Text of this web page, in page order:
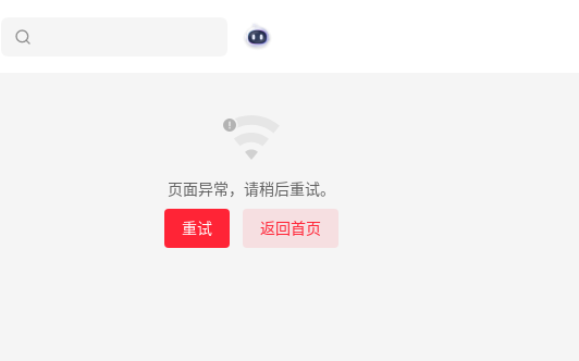
页面异常，请稍后重试。
重试 返回首页